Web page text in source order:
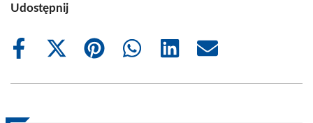
Udostępnij
Share
Share
(Twitter)
Share
Share
Share
Share